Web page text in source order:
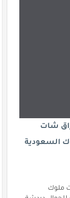
شات
السعودية
ملوك